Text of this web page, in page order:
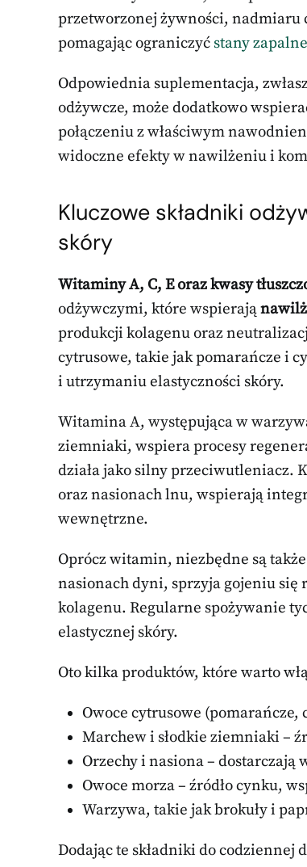
przetworzonej żywności, nadmiaru
pomagając ograniczyć stany
Odpowiednia suplementacja,
odżywcze, może dodatkowo
połączeniu z właściwym
widoczne efekty w nawilżeniu i
Kluczowe składniki
skóry
Witaminy A, C, E oraz kwasy
odżywczymi, które wspierają
produkcji kolagenu oraz
cytrusowe, takie jak pomarańcze i
i utrzymaniu elastyczności skóry.
Witamina A, występująca w
ziemniaki, wspiera procesy
działa jako silny przeciwutleniacz.
oraz nasionach lnu, wspierają
wewnętrzne.
Oprócz witamin, niezbędne są także
nasionach dyni, sprzyja gojeniu się
kolagenu. Regularne spożywanie
elastycznej skóry.
Oto kilka produktów, które warto
Owoce cytrusowe
Marchew i słodkie ziemniaki –
Orzechy i nasiona – dostarczają
Owoce morza – źródło cynku,
Warzywa, takie jak brokuły i
Dodając te składniki do